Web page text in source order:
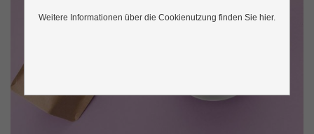
Weitere Informationen über die Cookienutzung finden Sie hier.